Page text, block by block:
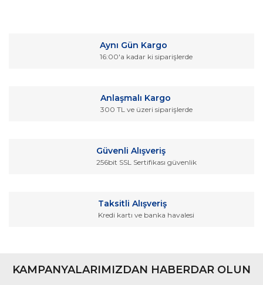
Aynı Gün Kargo
16:00'a kadar ki siparişlerde
Anlaşmalı Kargo
300 TL ve üzeri siparişlerde
Güvenli Alışveriş
256bit SSL Sertifikası güvenlik
Taksitli Alışveriş
Kredi kartı ve banka havalesi
KAMPANYALARIMIZDAN HABERDAR OLUN